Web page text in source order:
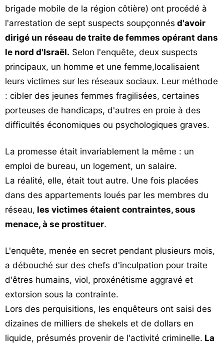
brigade mobile de la région côtière) ont procédé à
l'arrestation de sept suspects soupçonnés d'avoir
dirigé un réseau de traite de femmes opérant dans
le nord d'Israël. Selon l'enquête, deux suspects
principaux, un homme et une femme,localisaient
leurs victimes sur les réseaux sociaux. Leur méthode
: cibler des jeunes femmes fragilisées, certaines
porteuses de handicaps, d'autres en proie à des
difficultés économiques ou psychologiques graves.
La promesse était invariablement la même : un
emploi de bureau, un logement, un salaire.
La réalité, elle, était tout autre. Une fois placées
dans des appartements loués par les membres du
réseau, les victimes étaient contraintes, sous
menace, à se prostituer.
L'enquête, menée en secret pendant plusieurs mois,
a débouché sur des chefs d'inculpation pour traite
d'êtres humains, viol, proxénétisme aggravé et
extorsion sous la contrainte.
Lors des perquisitions, les enquêteurs ont saisi des
dizaines de milliers de shekels et de dollars en
liquide, présumés provenir de l'activité criminelle. La